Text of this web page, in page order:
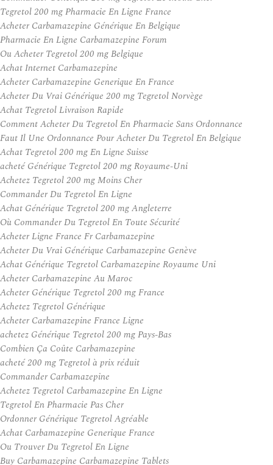
Tegretol 200 mg Pharmacie En Ligne France
Acheter Carbamazepine Générique En Belgique
Pharmacie En Ligne Carbamazepine Forum
Ou Acheter Tegretol 200 mg Belgique
Achat Internet Carbamazepine
Acheter Carbamazepine Generique En France
Acheter Du Vrai Générique 200 mg Tegretol Norvège
Achat Tegretol Livraison Rapide
Comment Acheter Du Tegretol En Pharmacie Sans Ordonnance
Faut Il Une Ordonnance Pour Acheter Du Tegretol En Belgique
Achat Tegretol 200 mg En Ligne Suisse
acheté Générique Tegretol 200 mg Royaume-Uni
Achetez Tegretol 200 mg Moins Cher
Commander Du Tegretol En Ligne
Achat Générique Tegretol 200 mg Angleterre
Où Commander Du Tegretol En Toute Sécurité
Acheter Ligne France Fr Carbamazepine
Acheter Du Vrai Générique Carbamazepine Genève
Achat Générique Tegretol Carbamazepine Royaume Uni
Acheter Carbamazepine Au Maroc
Acheter Générique Tegretol 200 mg France
Achetez Tegretol Générique
Acheter Carbamazepine France Ligne
achetez Générique Tegretol 200 mg Pays-Bas
Combien Ça Coûte Carbamazepine
acheté 200 mg Tegretol à prix réduit
Commander Carbamazepine
Achetez Tegretol Carbamazepine En Ligne
Tegretol En Pharmacie Pas Cher
Ordonner Générique Tegretol Agréable
Achat Carbamazepine Generique France
Ou Trouver Du Tegretol En Ligne
Buy Carbamazepine Carbamazepine Tablets